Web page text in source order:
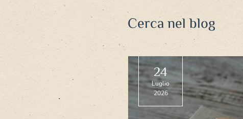
Cerca nel blog
24
Luglio
2026